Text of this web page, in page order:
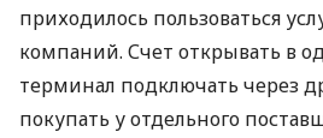
приходилось пользоваться
компаний. Счет открывать в
терминал подключать через
покупать у отдельного